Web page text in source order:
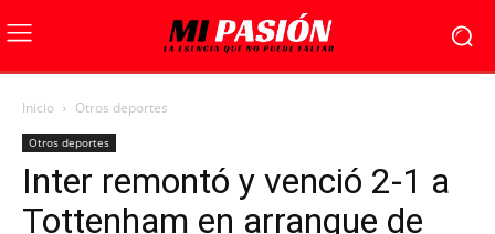
Inicio Otros deportes
Otros deportes
Inter remontó y venció 2-1 a
Tottenham en arranque de